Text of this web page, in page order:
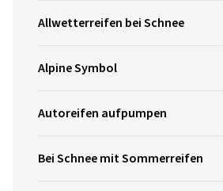
Allwetterreifen bei Schnee
Alpine Symbol
Autoreifen aufpumpen
Bei Schnee mit Sommerreifen